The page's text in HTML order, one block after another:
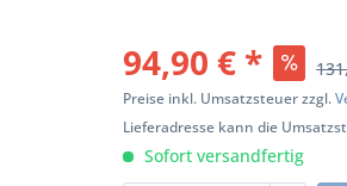
94,90 € *
Preise inkl. Umsatzsteuer zzgl.
Lieferadresse kann die
Sofort versandfertig